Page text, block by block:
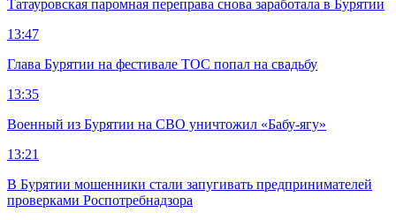
Татауровская паромная переправа снова заработала в Бурятии
13:47
Глава Бурятии на фестивале ТОС попал на свадьбу
13:35
Военный из Бурятии на СВО уничтожил «Бабу-ягу»
13:21
В Бурятии мошенники стали запугивать предпринимателей
проверками Роспотребнадзора